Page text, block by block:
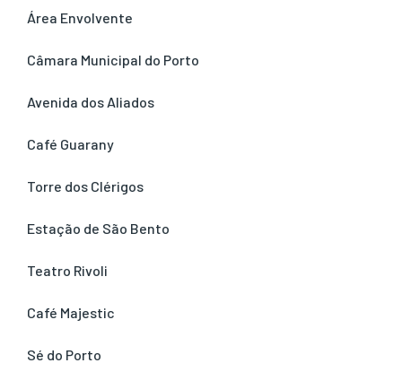
Área Envolvente
Câmara Municipal do Porto
Avenida dos Aliados
Café Guarany
Torre dos Clérigos
Estação de São Bento
Teatro Rivoli
Café Majestic
Sé do Porto